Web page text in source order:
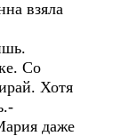
взяла
Со
Хотя
даже